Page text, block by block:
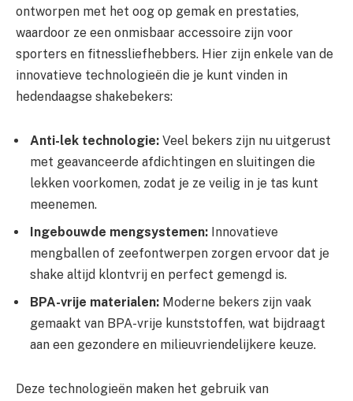
ontworpen met het oog op gemak en prestaties,
waardoor ze een onmisbaar accessoire zijn voor
sporters en fitnessliefhebbers. Hier zijn enkele van de
innovatieve technologieën die je kunt vinden in
hedendaagse shakebekers:
Anti-lek technologie: Veel bekers zijn nu uitgerust
met geavanceerde afdichtingen en sluitingen die
lekken voorkomen, zodat je ze veilig in je tas kunt
meenemen.
Ingebouwde mengsystemen: Innovatieve
mengballen of zeefontwerpen zorgen ervoor dat je
shake altijd klontvrij en perfect gemengd is.
BPA-vrije materialen: Moderne bekers zijn vaak
gemaakt van BPA-vrije kunststoffen, wat bijdraagt
aan een gezondere en milieuvriendelijkere keuze.
Deze technologieën maken het gebruik van